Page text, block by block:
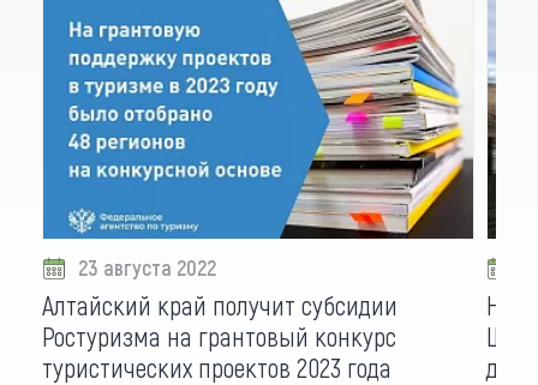
23 августа 2022
Алтайский край получит субсидии
Ростуризма на грантовый конкурс
туристических проектов 2023 года